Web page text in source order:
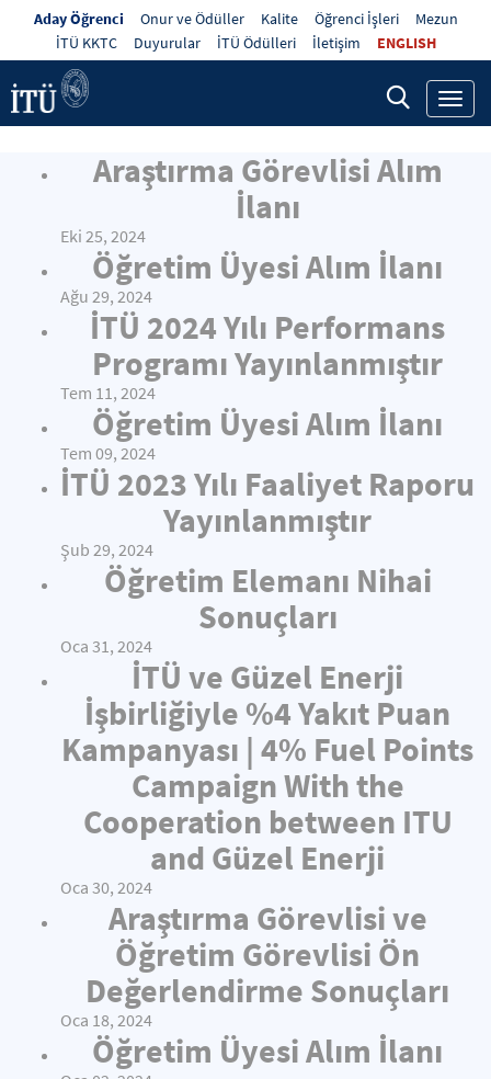
Aday Öğrenci Onur ve Ödüller Kalite Öğrenci İşleri
Mezun
İTÜ KKTC
Duyurular İTÜ Ödülleri İletişim ENGLISH
Araştırma Görevlisi Alım
İlanı
Eki 25, 2024
Öğretim Üyesi Alım İlanı
Ağu 29, 2024
İTÜ 2024 Yılı Performans
Programı Yayınlanmıştır
Tem 11, 2024
Öğretim Üyesi Alım İlanı
Tem 09, 2024
İTÜ 2023 Yılı Faaliyet Raporu
Yayınlanmıştır
Şub 29, 2024
Öğretim Elemanı Nihai
Sonuçları
Oca 31, 2024
İTÜ ve Güzel Enerji
İşbirliğiyle %4 Yakıt Puan
Kampanyası | 4% Fuel Points
Campaign With the
Cooperation between ITU
and Güzel Enerji
Oca 30, 2024
Araştırma Görevlisi ve
Öğretim Görevlisi Ön
Değerlendirme Sonuçları
Oca 18, 2024
Öğretim Üyesi Alım İlanı